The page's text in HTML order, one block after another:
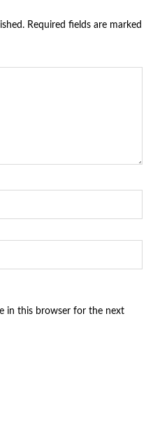
Required fields are marked
in this browser for the next